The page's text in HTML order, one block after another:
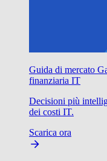
Guida di mercato
finanziaria IT
Decisioni più
dei costi IT.
Scarica ora